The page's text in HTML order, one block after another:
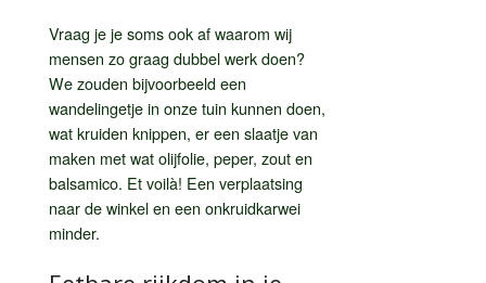
Vraag je je soms ook af waarom wij
mensen zo graag dubbel werk doen?
We zouden bijvoorbeeld een
wandelingetje in onze tuin kunnen doen,
wat kruiden knippen, er een slaatje van
maken met wat olijfolie, peper, zout en
balsamico. Et voilà! Een verplaatsing
naar de winkel en een onkruidkarwei
minder.